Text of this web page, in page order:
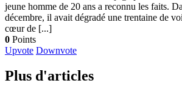
jeune homme de 20 ans a reconnu les faits.
décembre, il avait dégradé une trentaine de
cœur de [...]
0 Points
Upvote Downvote
Plus d'articles